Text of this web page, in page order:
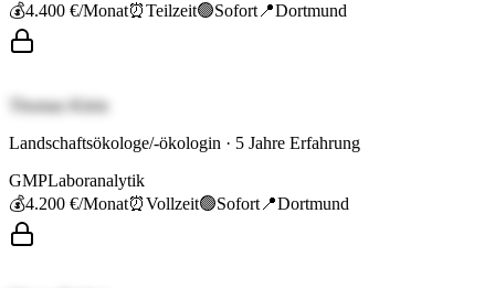
💰4.400 €/Monat⏰Teilzeit🟢Sofort 📍Dortmund
Thomas Klein
Landschaftsökologe/-ökologin · 5 Jahre Erfahrung
GMPLaboranalytik
💰4.200 €/Monat⏰Vollzeit🟢Sofort 📍Dortmund